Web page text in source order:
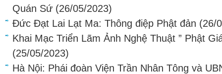
Quán Sứ (26/05/2023)
Đức Đạt Lai Lạt Ma: Thông điệp Phật đản (26/
Khai Mạc Triển Lãm Ảnh Nghệ Thuật ” Phật
(25/05/2023)
Hà Nội: Phái đoàn Viện Trần Nhân Tông và